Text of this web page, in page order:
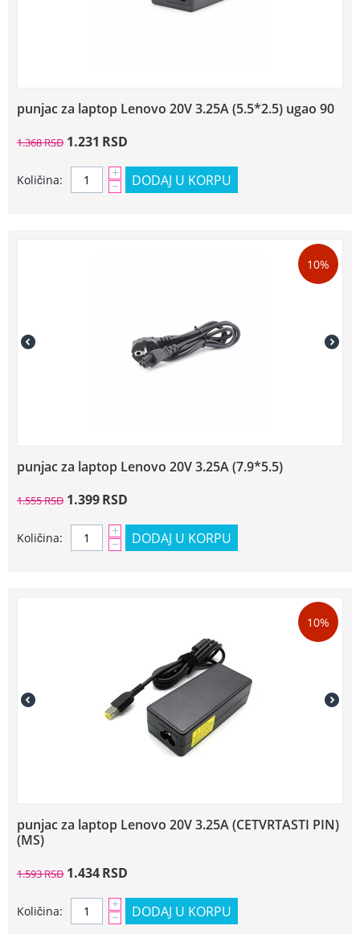
punjac za laptop Lenovo 20V 3.25A (5.5*2.5) ugao 90
1.368RSD 1.231 RSD
Količina: +
− DODAJ U KORPU
10%
punjac za laptop Lenovo 20V 3.25A (7.9*5.5)
1.555RSD 1.399RSD
Količina: +
− DODAJ U KORPU
10%
punjac za laptop Lenovo 20V 3.25A (CETVRTASTI PIN)
(MS)
1.593RSD 1.434RSD
Količina: +
− DODAJ U KORPU